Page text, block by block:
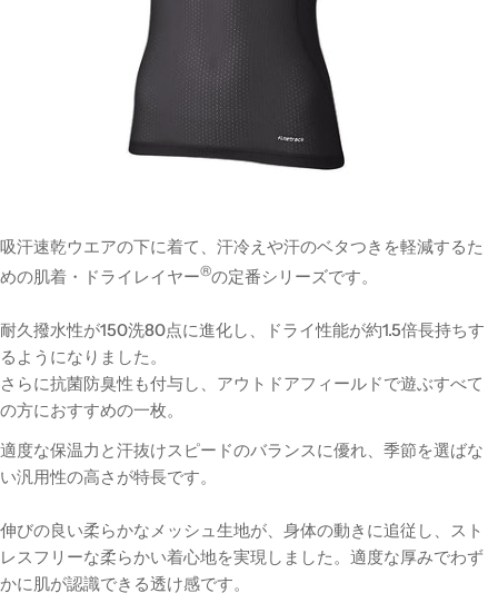
吸汗速乾ウエアの下に着て、汗冷えや汗のベタつきを軽減するた
めの肌着・ドライレイヤー®の定番シリーズです。
耐久撥水性が150洗80点に進化し、ドライ性能が約1.5倍長持ちす
るようになりました。
さらに抗菌防臭性も付与し、アウトドアフィールドで遊ぶすべて
の方におすすめの一枚。
適度な保温力と汗抜けスピードのバランスに優れ、季節を選ばな
い汎用性の高さが特長です。
伸びの良い柔らかなメッシュ生地が、身体の動きに追従し、スト
レスフリーな柔らかい着心地を実現しました。 適度な厚みでわず
かに肌が認識できる透け感です。